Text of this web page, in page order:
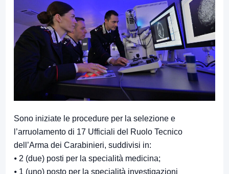
Sono iniziate le procedure per la selezione e
l’arruolamento di 17 Ufficiali del Ruolo Tecnico
dell’Arma dei Carabinieri, suddivisi in:
⦁ 2 (due) posti per la specialità medicina;
⦁ 1 (uno) posto per la specialità investigazioni